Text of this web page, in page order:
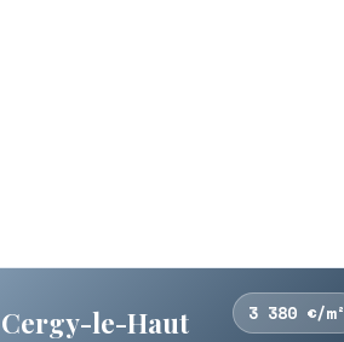
3 380 €/m²
Cergy-le-Haut